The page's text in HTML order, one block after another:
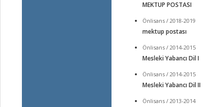
MEKTUP POSTASI
Önlisans / 2018-2019
mektup postası
Önlisans / 2014-2015
Mesleki Yabancı Dil I
Önlisans / 2014-2015
Mesleki Yabancı Dil II
Önlisans / 2013-2014